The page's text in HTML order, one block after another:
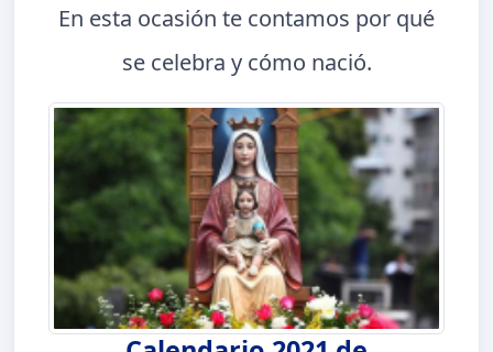
En esta ocasión te contamos por qué
se celebra y cómo nació.